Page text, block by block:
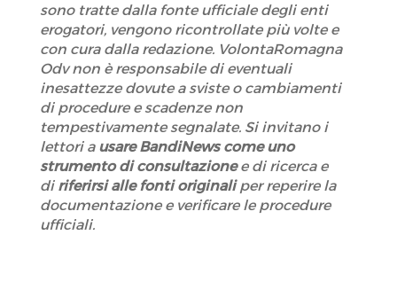
sono tratte dalla fonte ufficiale degli enti
erogatori, vengono ricontrollate più volte e
con cura dalla redazione. VolontaRomagna
Odv non è responsabile di eventuali
inesattezze dovute a sviste o cambiamenti
di procedure e scadenze non
tempestivamente segnalate. Si invitano i
lettori a usare BandiNews come uno
strumento di consultazione e di ricerca e
di riferirsi alle fonti originali per reperire la
documentazione e verificare le procedure
ufficiali.